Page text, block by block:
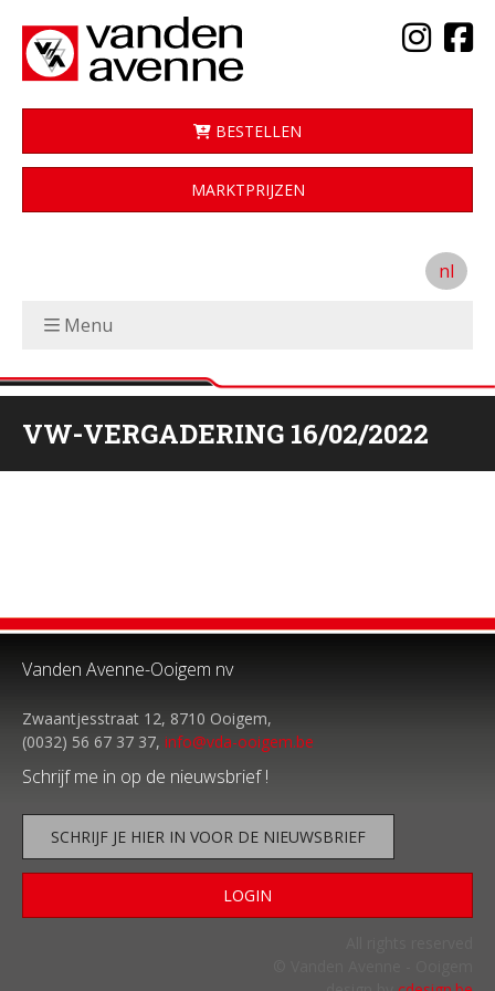
BESTELLEN
MARKTPRIJZEN
nl
Menu
VW-VERGADERING 16/02/2022
Vanden Avenne-Ooigem nv
Zwaantjesstraat 12, 8710 Ooigem,
(0032) 56 67 37 37, info@vda-ooigem.be
Schrijf me in op de nieuwsbrief !
SCHRIJF JE HIER IN VOOR DE NIEUWSBRIEF
LOGIN